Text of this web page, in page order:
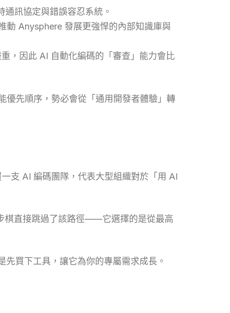
通訊協定與錯誤容忍系統。
動 Anysphere 發展更強悍的內部知識庫與
，因此 AI 自動化編碼的「審查」能力會比
優先順序，勢必會從「通用開發者體驗」轉
支 AI 編碼團隊，代表大型組織對於「用 AI
棋直接跳過了該路徑——它選擇的是從最高
買下工具，讓它為你的專屬需求成長。